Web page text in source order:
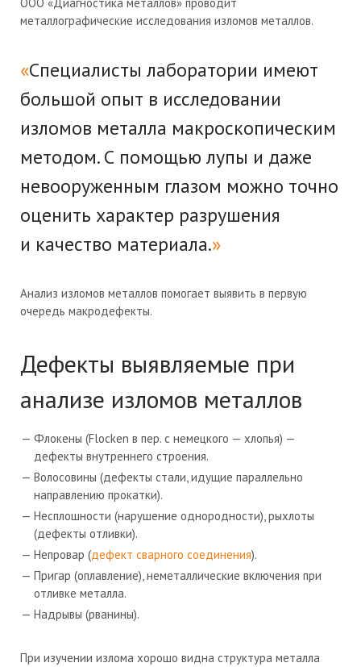
металлографические исследования изломов металлов.
Специалисты лаборатории имеют
большой опыт в исследовании
изломов металла макроскопическим
методом. С помощью лупы и даже
невооруженным глазом можно точно
оценить характер разрушения
и качество материала.
Анализ изломов металлов помогает выявить в первую
очередь макродефекты.
Дефекты выявляемые при
анализе изломов металлов
Флокены (Flocken в пер. с немецкого — хлопья) —
дефекты внутреннего строения.
Волосовины (дефекты стали, идущие параллельно
направлению прокатки).
Несплошности (нарушение однородности), рыхлоты
(дефекты отливки).
Непровар (дефект сварного соединения).
Пригар (оплавление), неметаллические включения при
отливке металла.
Надрывы (рванины).
При изучении излома хорошо видна структура металла